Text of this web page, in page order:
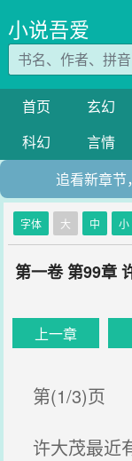
小说吾爱
首页 玄幻
科幻
言情
追看新章节
字体 大 中 小
第一卷 第99章
上一章
第(1/3)页
许大茂最近